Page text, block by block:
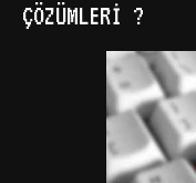
ÇÖZÜMLERI ?